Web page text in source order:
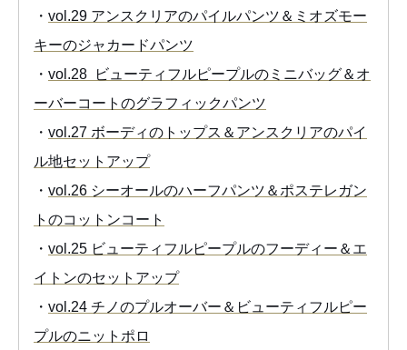
・ vol.29 アンスクリアのパイルパンツ＆ミオズモー
キーのジャカードパンツ
・ vol.28 ビューティフルピープルのミニバッグ＆オ
ーバーコートのグラフィックパンツ
・ vol.27 ボーディのトップス＆アンスクリアのパイ
ル地セットアップ
・ vol.26 シーオールのハーフパンツ＆ポステレガン
トのコットンコート
・ vol.25 ビューティフルピープルのフーディー＆エ
イトンのセットアップ
・ vol.24 チノのプルオーバー＆ビューティフルピー
プルのニットポロ